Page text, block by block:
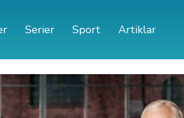
Serier Sport Artiklar